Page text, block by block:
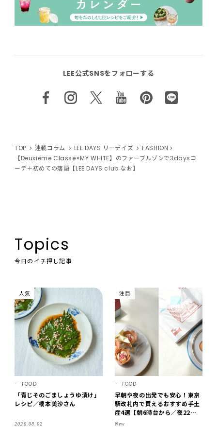
LEE公式SNSをフォローする
TOP 連載コラム LEE DAYS リーデイズ
FASHION
【Deuxieme Classe×MY WHITE】のファーブルゾンで3daysコ
ーデ＋初めての落語【LEE DAYS club なお】
Topics
今日のイチ押し記事
人気
FOOD
「青じそのごましょうゆ漬け」
レシピ／榎本美沙さん
2026.08.02
注目
FOOD
早朝や夜の出発でも安心！東京
駅改札内で買えるおすすめ手土
産4選【朝6時台から／夜22時
まで営業】
New